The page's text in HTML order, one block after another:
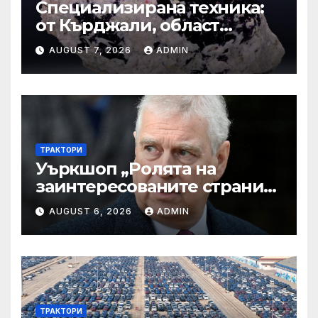
Специализирана техника:
от Кърджали, област
Кърджали Втора ръка и
нови с ТОП цени онлайн от
цяла България — Bazar.bg
AUGUST 7, 2026 ADMIN
ТРАКТОРИ
Уъркшоп „Ролята на
заинтересованите страни
във външното осигуряване
на качеството“
AUGUST 6, 2026 ADMIN
ТРАКТОРИ